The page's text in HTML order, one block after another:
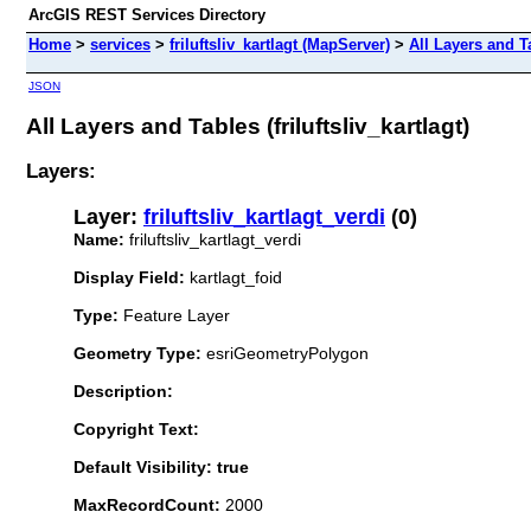
ArcGIS REST Services Directory
Home > services > friluftsliv_kartlagt (MapServer) > All Layers and
JSON
All Layers and Tables (friluftsliv_kartlagt)
Layers:
Layer: friluftsliv_kartlagt_verdi (0)
Name: friluftsliv_kartlagt_verdi
Display Field: kartlagt_foid
Type: Feature Layer
Geometry Type: esriGeometryPolygon
Description:
Copyright Text:
Default Visibility: true
MaxRecordCount: 2000